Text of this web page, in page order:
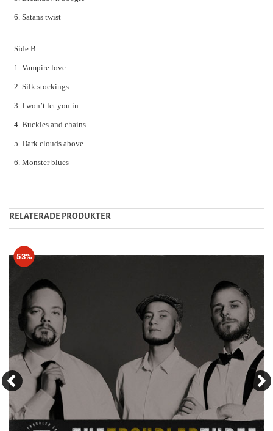
6. Satans twist
Side B
1. Vampire love
2. Silk stockings
3. I won’t let you in
4. Buckles and chains
5. Dark clouds above
6. Monster blues
RELATERADE PRODUKTER
53%